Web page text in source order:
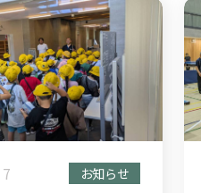
お知らせ